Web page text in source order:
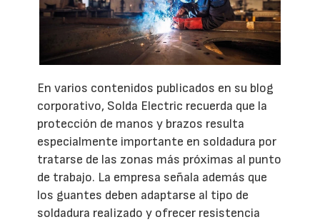
En varios contenidos publicados en su blog
corporativo, Solda Electric recuerda que la
protección de manos y brazos resulta
especialmente importante en soldadura por
tratarse de las zonas más próximas al punto
de trabajo. La empresa señala además que
los guantes deben adaptarse al tipo de
soldadura realizado y ofrecer resistencia